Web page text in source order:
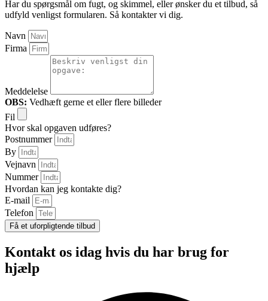
Har du spørgsmål om fugt, og skimmel, eller ønsker du et tilbud, så
udfyld venligst formularen. Så kontakter vi dig.
Navn
Firma
Meddelelse
OBS: Vedhæft gerne et eller flere billeder
Fil
Hvor skal opgaven udføres?
Postnummer
By
Vejnavn
Nummer
Hvordan kan jeg kontakte dig?
E-mail
Telefon
Få et uforpligtende tilbud
Kontakt os idag hvis du har brug for
hjælp